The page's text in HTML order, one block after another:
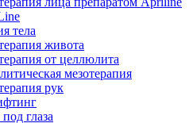
тела
живота
от целлюлита
мезотерапия
рук
глаза